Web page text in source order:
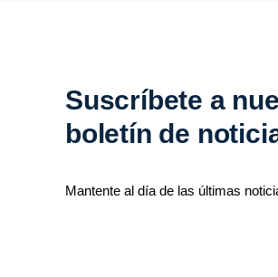
Suscríbete a
boletín de
Mantente al día de las últimas